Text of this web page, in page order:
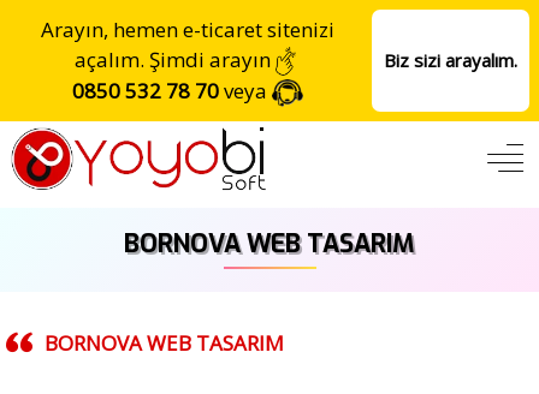
Arayın, hemen e-ticaret sitenizi
açalım. Şimdi arayın
0850 532 78 70veya
Biz sizi arayalım.
BORNOVA WEB TASARIM
BORNOVA WEB TASARIM